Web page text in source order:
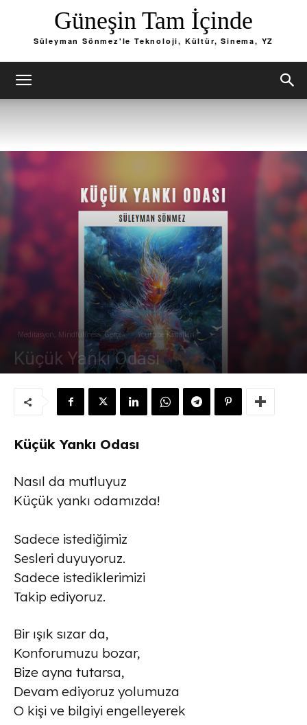
Güneşin Tam İçinde
Süleyman Sönmez'le Teknoloji, Kültür, Sinema, YZ
Meditasyon, Mindfullness, Gerçek Youtube Kanalları
Küçük Yankı Odası
Küçük Yankı Odası
Nasıl da mutluyuz
Küçük yankı odamızda!
Sadece istediğimiz
Sesleri duyuyoruz.
Sadece istediklerimizi
Takip ediyoruz.
Bir ışık sızar da,
Konforumuzu bozar,
Bize ayna tutarsa,
Devam ediyoruz yolumuza
O kişi ve bilgiyi engelleyerek